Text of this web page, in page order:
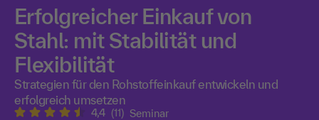
Erfolgreicher Einkauf von
Stahl: mit Stabilität und
Flexibilität
Strategien für den Rohstoffeinkauf entwickeln und
erfolgreich umsetzen
4,4 (11) Seminar